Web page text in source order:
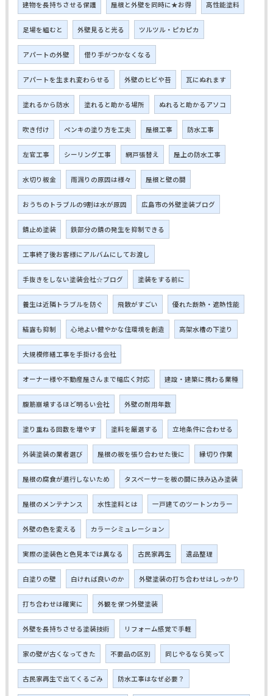
建物を長持ちさせる保護 屋根と外壁を同時に★お得 高性能塗料
足場を組むと 外壁見ると光る ツルツル・ピカピカ
アパートの外壁 借り手がつかなくなる
アパートを生まれ変わらせる 外壁のヒビや苔 瓦にぬれます
塗れるから防水 塗れると助かる場所 ぬれると助かるアソコ
吹き付け ペンキの塗り方を工夫 屋根工事 防水工事
左官工事 シーリング工事 網戸張替え 屋上の防水工事
水切り板金 雨漏りの原因は様々 屋根と壁の間
おうちのトラブルの9割は水が原因 広島市の外壁塗装ブログ
錆止め塗装 鉄部分の錆の発生を抑制できる
工事終了後お客様にアルバムにしてお渡し
手抜きをしない塗装会社☆ブログ 塗装をする前に
養生は近隣トラブルを防ぐ 飛散がすごい 優れた断熱・遮熱性能
結露も抑制 心地よい健やかな住環境を創造 高架水槽の下塗り
大規模修繕工事を手掛ける会社
オーナー様や不動産屋さんまで幅広く対応 建設・建築に携わる業種
腹筋崩壊するほど明るい会社 外壁の耐用年数
塗り重ねる回数を増やす 塗料を厳選する 立地条件に合わせる
外装塗装の業者選び 屋根の板を張り合わせた後に 縁切り作業
屋根の腐食が進行しないため タスペーサーを板の間に挟み込み塗装
屋根のメンテナンス 水性塗料とは 一戸建てのツートンカラー
外壁の色を変える カラーシミュレーション
実際の塗装色と色見本では異なる 古民家再生 遺品整理
白塗りの壁 白ければ良いのか 外壁塗装の打ち合わせはしっかり
打ち合わせは確実に 外観を保つ外壁塗装
外壁を長持ちさせる塗装技術 リフォーム感覚で手軽
家の壁が古くなってきた 不要品の区別 同じやるなら笑って
古民家再生で出てくるごみ 防水工事はなぜ必要？